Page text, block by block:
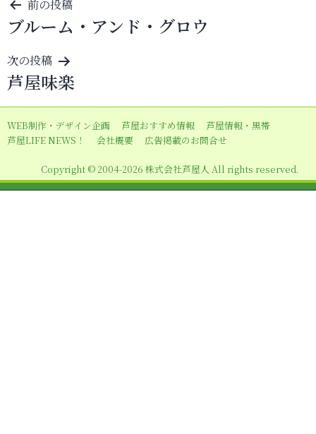
投
稿
ナ
ビ
ゲ
ー
シ
ン
前の投稿
ブルーム・アンド・グロウ
次の投稿
芦屋味楽
WEB制作・デザイン企画 芦屋おすすめ情報
芦屋情報・黒帯
芦屋LIFE NEWS！
会社概要 広告掲載のお問合せ
Copyright © 2004-2026 株式会社芦屋人 All rights reserved.